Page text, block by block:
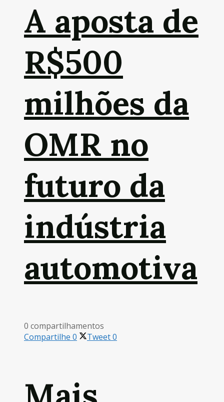
A aposta de
R$500
milhões da
OMR no
futuro da
indústria
automotiva
0 compartilhamentos
Compartilhe 0 Tweet0